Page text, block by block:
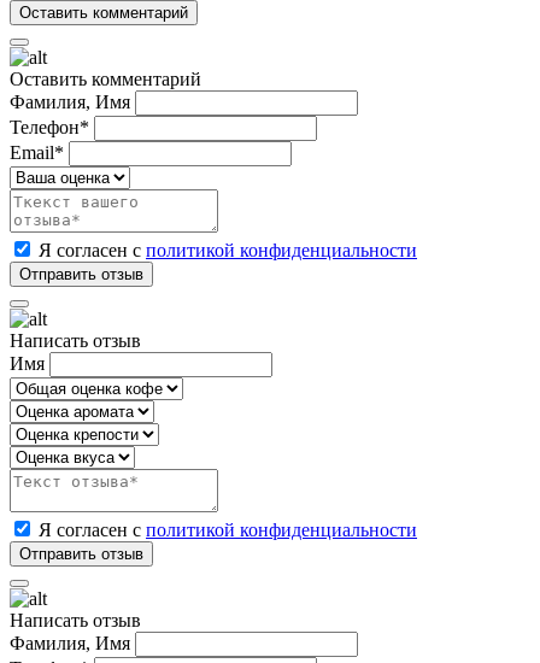
Оставить комментарий
Фамилия, Имя
Телефон*
Email*
Я согласен с политикой конфиденциальности
Написать отзыв
Имя
Я согласен с политикой конфиденциальности
Написать отзыв
Фамилия, Имя